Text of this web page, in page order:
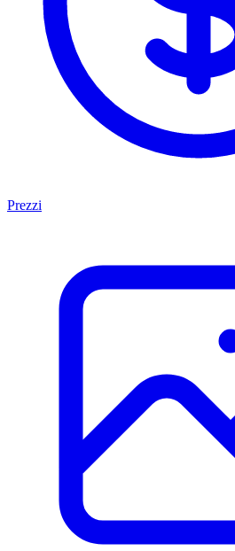
Prezzi